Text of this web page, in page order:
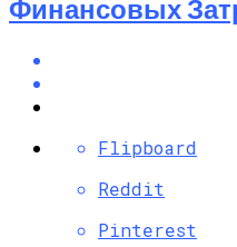
Финансовых
Flipboard
Reddit
Pinterest